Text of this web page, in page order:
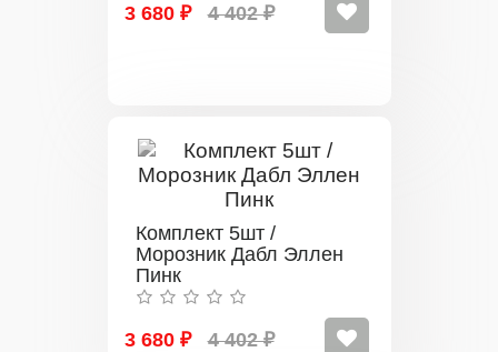
3 680 ₽ 4 402 ₽
Комплект 5шт /
Морозник Дабл Эллен
Пинк
3 680 ₽ 4 402 ₽